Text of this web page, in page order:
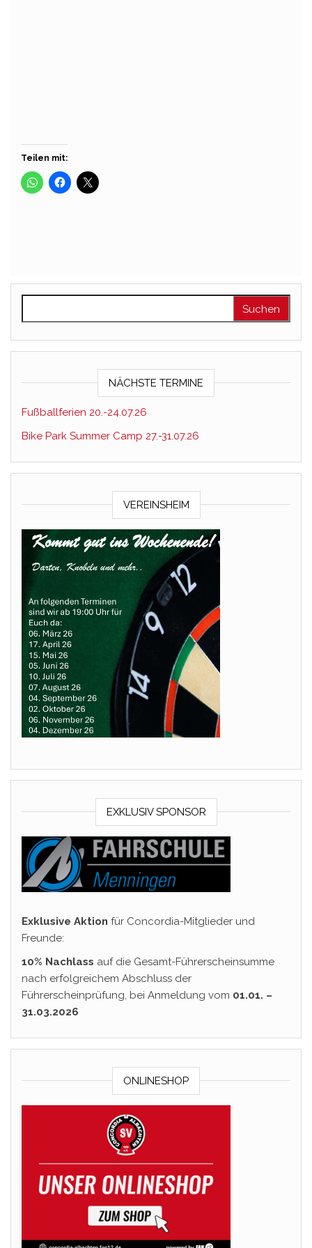
Teilen mit:
NÄCHSTE TERMINE
Fußballferien 20.-24.07.26
Bike Park Summer Camp 27.-31.07.26
VEREINSHEIM
EXKLUSIV SPONSOR
Exklusive Aktion für Concordia-Mitglieder und
Freunde:
10% Nachlass auf die Gesamt-Führerscheinsumme
nach erfolgreichem Abschluss der
Führerscheinprüfung, bei Anmeldung vom 01.01. –
31.03.2026
ONLINESHOP